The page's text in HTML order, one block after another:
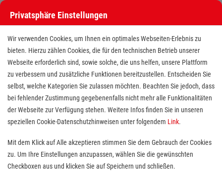
Freiwilligendienst (BFD/FSJ) im
Hausnotruf, Menüservice und
Fahrdienst
Privatsphäre Einstellungen
Wir verwenden Cookies, um Ihnen ein optimales Webseiten-Erlebnis zu
bieten. Hierzu zählen Cookies, die für den technischen Betrieb unserer
Webseite erforderlich sind, sowie solche, die uns helfen, unsere Plattform
zu verbessern und zusätzliche Funktionen bereitzustellen. Entscheiden Sie
selbst, welche Kategorien Sie zulassen möchten. Beachten Sie jedoch, dass
bei fehlender Zustimmung gegebenenfalls nicht mehr alle Funktionalitäten
der Webseite zur Verfügung stehen. Weitere Infos finden Sie in unseren
speziellen Cookie-Datenschutzhinweisen unter folgendem Link.
Mit dem Klick auf Alle akzeptieren stimmen Sie dem Gebrauch der Cookies
zu. Um Ihre Einstellungen anzupassen, wählen Sie die gewünschten
Checkboxen aus und klicken Sie auf Speichern und schließen.